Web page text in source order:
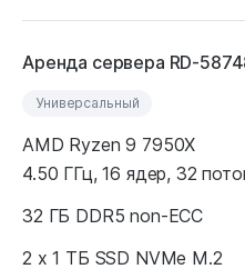
Аренда сервера RD-
Универсальный
AMD Ryzen 9 7950X
4.50 ГГц, 16 ядер, 32
32 ГБ DDR5 non-ECC
2 x 1 ТБ SSD NVMe M.2